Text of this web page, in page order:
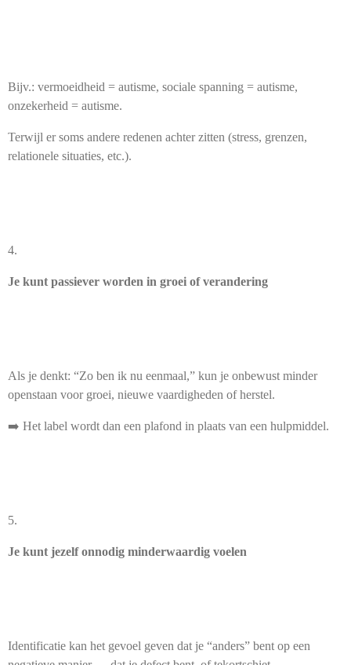
Bijv.: vermoeidheid = autisme, sociale spanning = autisme,
onzekerheid = autisme.
Terwijl er soms andere redenen achter zitten (stress, grenzen,
relationele situaties, etc.).
4.
Je kunt passiever worden in groei of verandering
Als je denkt: “Zo ben ik nu eenmaal,” kun je onbewust minder
openstaan voor groei, nieuwe vaardigheden of herstel.
➡️ Het label wordt dan een plafond in plaats van een hulpmiddel.
5.
Je kunt jezelf onnodig minderwaardig voelen
Identificatie kan het gevoel geven dat je “anders” bent op een